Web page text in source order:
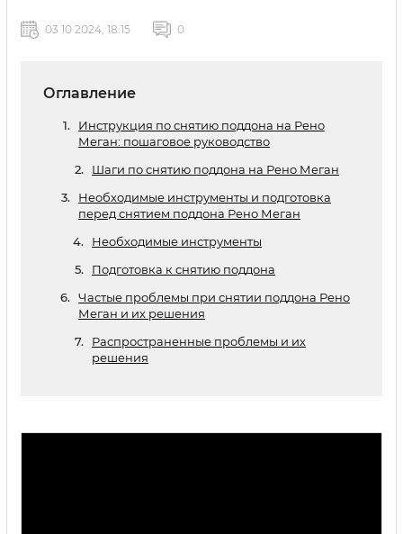
03 10 2024, 18:15 0
Оглавление
Инструкция по снятию поддона на Рено
Меган: пошаговое руководство
Шаги по снятию поддона на Рено Меган
Необходимые инструменты и подготовка
перед снятием поддона Рено Меган
Необходимые инструменты
Подготовка к снятию поддона
Частые проблемы при снятии поддона Рено
Меган и их решения
Распространенные проблемы и их
решения